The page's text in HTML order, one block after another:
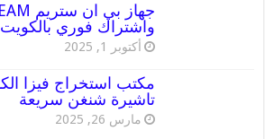
واشتراك فوري بالكويت
أكتوبر 1, 2025
تاشيرة شنغن سريعة
مارس 26, 2025